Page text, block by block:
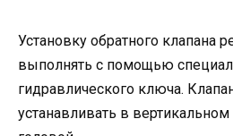
Установку обратного клапана
выполнять с помощью
гидравлического ключа.
устанавливать в